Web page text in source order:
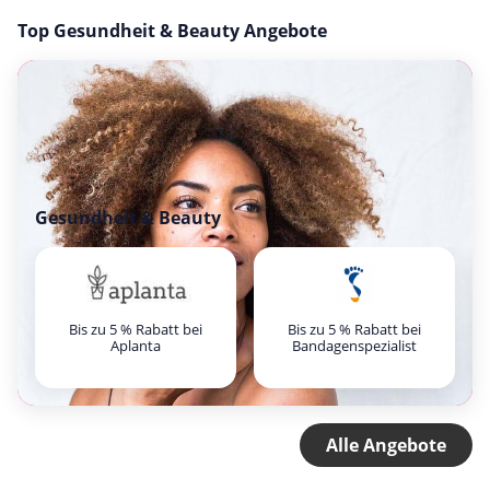
Top Gesundheit & Beauty Angebote
Gesundheit & Beauty
Bis zu 5 % Rabatt bei
Aplanta
Bis zu 5 % Rabatt bei
Bandagenspezialist
Alle Angebote